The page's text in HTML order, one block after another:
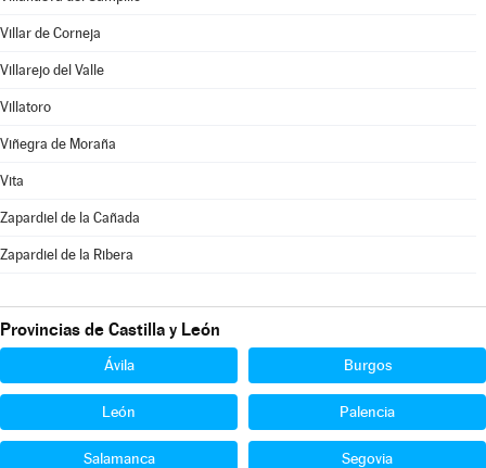
Villar de Corneja
Villarejo del Valle
Villatoro
Viñegra de Moraña
Vita
Zapardiel de la Cañada
Zapardiel de la Ribera
Provincias de Castilla y León
Ávila Burgos
León Palencia
Salamanca Segovia